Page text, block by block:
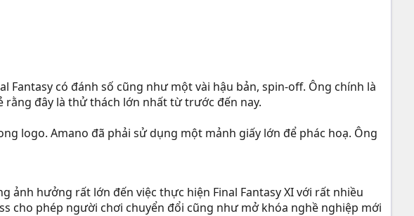
Fantasy có đánh số cũng như một vài hậu bản, spin-off. Ông chính là
rằng đây là thử thách lớn nhất từ trước đến nay.
logo. Amano đã phải sử dụng một mảnh giấy lớn để phác hoạ. Ông
ảnh hưởng rất lớn đến việc thực hiện Final Fantasy XI với rất nhiều
cho phép người chơi chuyển đổi cũng như mở khóa nghề nghiệp mới